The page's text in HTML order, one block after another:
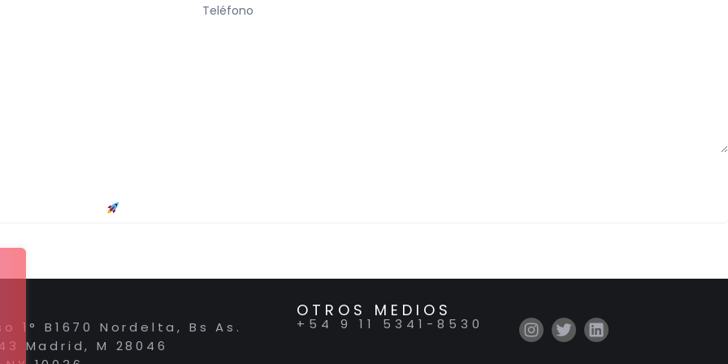
1° B1670 Nordelta, Bs As.
Madrid, M 28046
OTROS MEDIOS
+54 9 11 5341-8530